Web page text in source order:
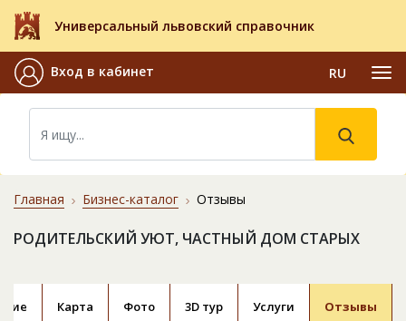
Универсальный львовский справочник
Вход в кабинет RU
Главная Бизнес-каталог Отзывы
РОДИТЕЛЬСКИЙ УЮТ, ЧАСТНЫЙ ДОМ СТАРЫХ
Карта Фото 3D тур Услуги Отзывы